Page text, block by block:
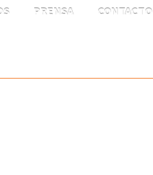
PRENSA CONTACTO